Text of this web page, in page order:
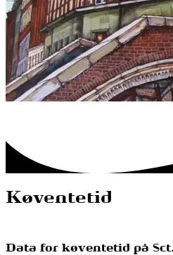
Køventetid
Data for køventetid på